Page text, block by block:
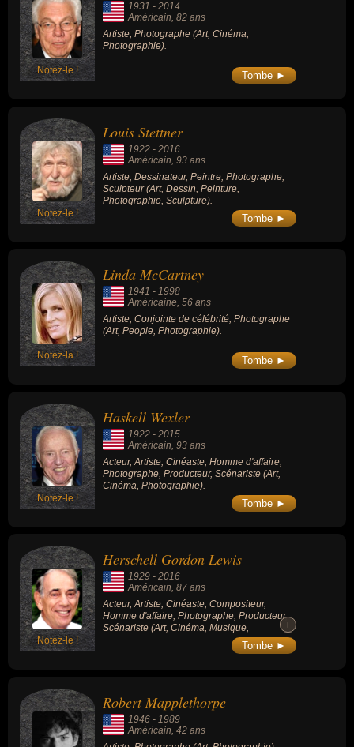
Notez-le !
1931 - 2014
Américain, 82 ans
Artiste, Photographe (Art, Cinéma,
Photographie).
Tombe ►
Notez-le !
Louis Stettner
1922 - 2016
Américain , 93 ans
Artiste, Dessinateur, Peintre, Photographe,
Sculpteur (Art, Dessin, Peinture,
Photographie, Sculpture).
Tombe ►
Notez-la !
Linda McCartney
1941 - 1998
Américaine, 56 ans
Artiste, Conjointe de célébrité, Photographe
(Art, People, Photographie).
Tombe ►
Notez-le !
Haskell Wexler
1922 - 2015
Américain , 93 ans
Acteur, Artiste, Cinéaste, Homme d'affaire,
Photographe, Producteur, Scénariste (Art,
Cinéma, Photographie).
Tombe ►
Notez-le !
Herschell Gordon Lewis
1929 - 2016
Américain, 87 ans
Acteur, Artiste, Cinéaste, Compositeur,
Homme d'affaire, Photographe, Producteur,
Scénariste (Art, Cinéma, Musique,
+
+
Tombe ►
Robert Mapplethorpe
1946 - 1989
Américain, 42 ans